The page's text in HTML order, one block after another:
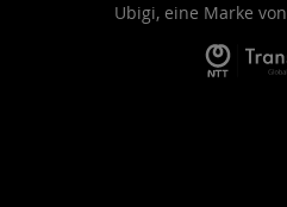
Ubigi, eine Marke von